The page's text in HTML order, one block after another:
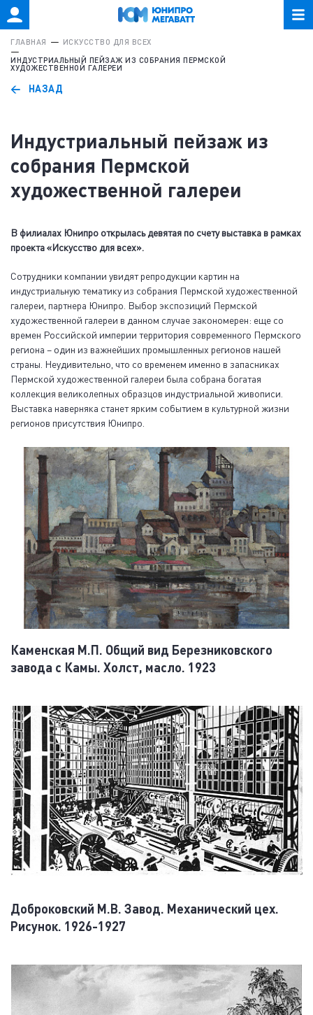
ГЛАВНАЯ
ИСКУССТВО ДЛЯ ВСЕХ
ИНДУСТРИАЛЬНЫЙ ПЕЙЗАЖ ИЗ СОБРАНИЯ ПЕРМСКОЙ
ХУДОЖЕСТВЕННОЙ ГАЛЕРЕИ
НАЗАД
Индустриальный пейзаж из
собрания Пермской
художественной галереи
В филиалах Юнипро открылась девятая по счету выставка в рамках
проекта «Искусство для всех».
Сотрудники компании увидят репродукции картин на
индустриальную тематику из собрания Пермской художественной
галереи, партнера Юнипро. Выбор экспозиций Пермской
художественной галереи в данном случае закономерен: еще со
времен Российской империи территория современного Пермского
региона – один из важнейших промышленных регионов нашей
страны. Неудивительно, что со временем именно в запасниках
Пермской художественной галереи была собрана богатая
коллекция великолепных образцов индустриальной живописи.
Выставка наверняка станет ярким событием в культурной жизни
регионов присутствия Юнипро.
Каменская М.П. Общий вид Березниковского
завода с Камы. Холст, масло. 1923
Доброковский М.В. Завод. Механический цех.
Рисунок. 1926-1927